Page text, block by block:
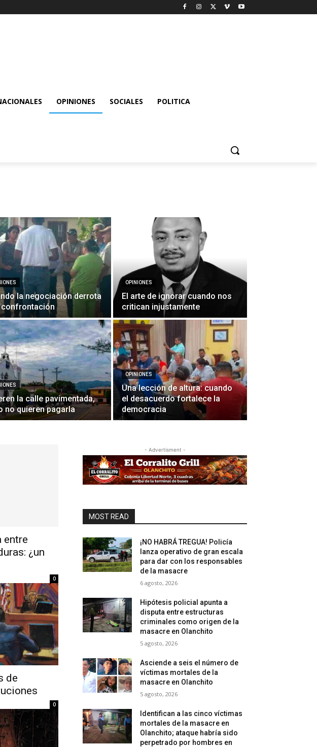
OPINIONES SOCIALES POLITICA
la negociación derrota
confrontación
OPINIONES
El arte de ignorar cuando nos
critican injustamente
la calle pavimentada,
no quieren pagarla
OPINIONES
Una lección de altura: cuando
el desacuerdo fortalece la
democracia
entre
¿un
0
de
0
- Advertisment -
MOST READ
¡NO HABRÁ TREGUA! Policía
lanza operativo de gran escala
para dar con los responsables
de la masacre
6 agosto, 2026
Hipótesis policial apunta a
disputa entre estructuras
criminales como origen de la
masacre en Olanchito
5 agosto, 2026
Asciende a seis el número de
víctimas mortales de la
masacre en Olanchito
5 agosto, 2026
Identifican a las cinco víctimas
mortales de la masacre en
Olanchito; ataque habría sido
perpetrado por hombres en